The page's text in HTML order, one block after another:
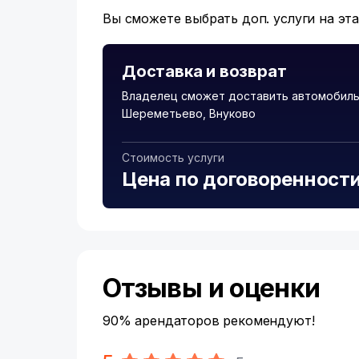
Вы сможете выбрать доп. услуги на
Доставка и возврат
Владелец сможет доставить
Шереметьево, Внуково
Стоимость услуги
Цена по
Отзывы и оценки
90% арендаторов рекомендуют!